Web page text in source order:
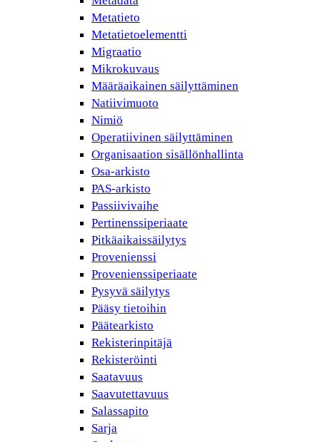
Metatieto
Metatietoelementti
Migraatio
Mikrokuvaus
Määräaikainen säilyttäminen
Natiivimuoto
Nimiö
Operatiivinen säilyttäminen
Organisaation sisällönhallinta
Osa-arkisto
PAS-arkisto
Passiivivaihe
Pertinenssiperiaate
Pitkäaikaissäilytys
Provenienssi
Provenienssiperiaate
Pysyvä säilytys
Pääsy tietoihin
Päätearkisto
Rekisterinpitäjä
Rekisteröinti
Saatavuus
Saavutettavuus
Salassapito
Sarja